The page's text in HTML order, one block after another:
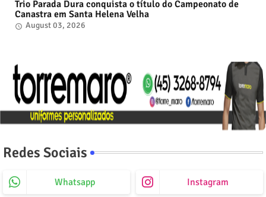
Trio Parada Dura conquista o título do Campeonato de
Canastra em Santa Helena Velha
August 03, 2026
Redes Sociais
Whatsapp Instagram